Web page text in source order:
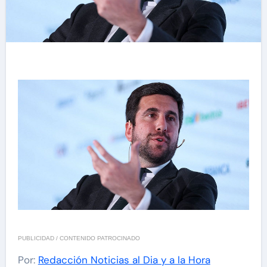
PUBLICIDAD / CONTENIDO PATROCINADO
Por: Redacción Noticias al Dia y a la Hora